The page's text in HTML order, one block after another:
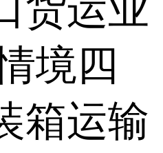
货运业
境四
箱运输